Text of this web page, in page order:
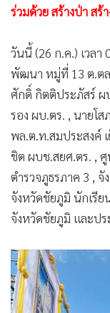
• Motoring
• วิทยาศาสตร์
• SMEs
• หุ้น
• อินโดจีน
• กองทุนรวม
• Celeb Online
• Factcheck
• ญี่ปุ่น
• Gotomanager
ร่วมด้วย สร้างป่า ส
วันนี้ (26 ก.ค.) เวล
พัฒนา หมู่ที่ 13 ต.ตล
ศักดิ์ กิตติประภัสร์
รอง ผบ.ตร. , นายโ
พล.ต.ท.สมประสงค์
ชิต ผบช.สยศ.ตร. ,
ตำรวจภูธรภาค 3 ,
จังหวัดชัยภูมิ นักเรีย
จังหวัดชัยภูมิ และป